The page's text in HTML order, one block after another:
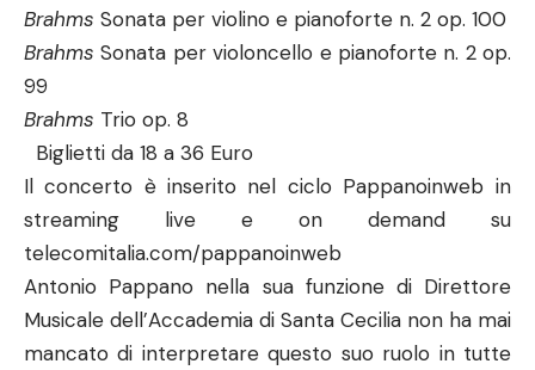
Brahms Sonata per violino e pianoforte n. 2 op. 100
Brahms Sonata per violoncello e pianoforte n. 2 op.
99
Brahms Trio op. 8
Biglietti da 18 a 36 Euro
Il concerto è inserito nel ciclo Pappanoinweb in
streaming live e on demand su
telecomitalia.com/pappanoinweb
Antonio Pappano nella sua funzione di Direttore
Musicale dell’Accademia di Santa Cecilia non ha mai
mancato di interpretare questo suo ruolo in tutte